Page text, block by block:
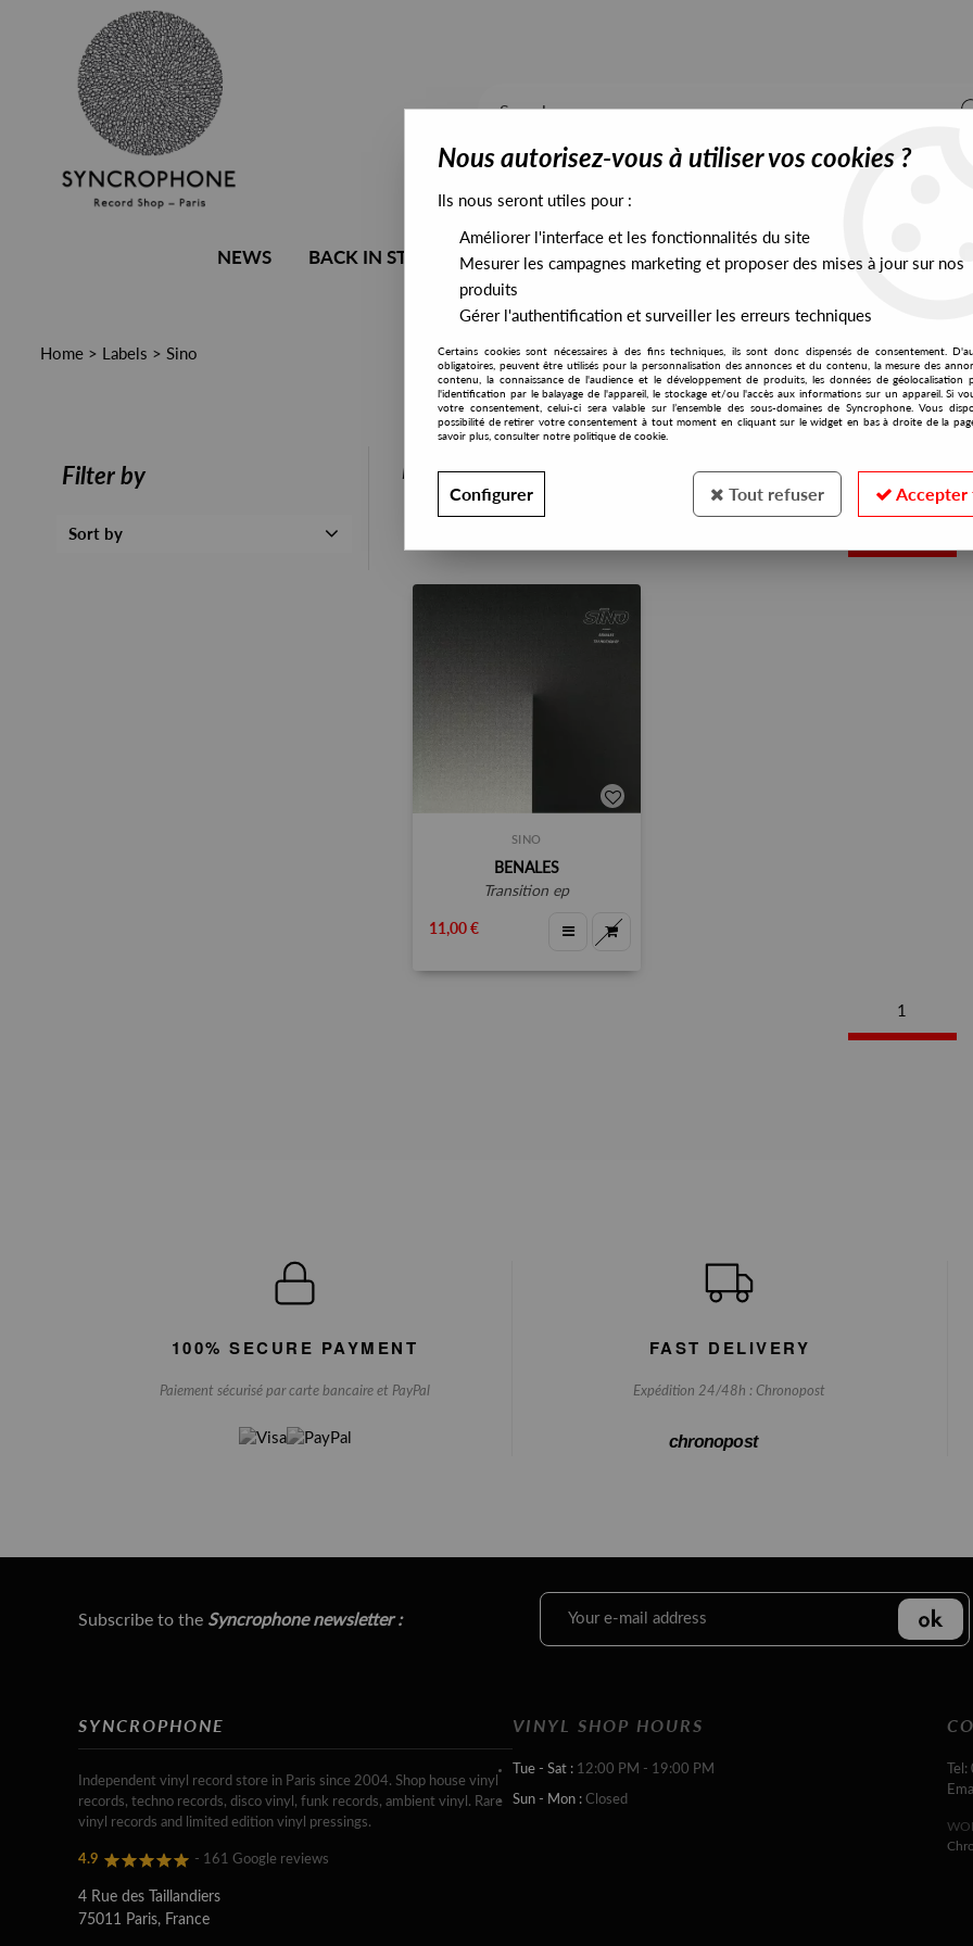
NEWS BACK IN STOCK ALL STOCK EXCLUSIVES PRESALES EXCLUSIVES
Home > Labels > Sino
Filter by
Sort by
PRESALES EXCLUSIVES
SINO
BENALES
transition ep
11,00 €
1
100% SECURE PAYMENT
Paiement sécurisé par carte bancaire et PayPal
FAST DELIVERY
Expédition 24/48h : Chronopost
chronopost
Subscribe to the Syncrophone newsletter :
SYNCROPHONE
Independent vinyl record store in Paris since 2004. Shop house vinyl
records, techno records, disco vinyl, funk records, ambient vinyl. Rare
vinyl records and limited edition vinyl pressings.
4.9 - 161 Google reviews
4 Rue des Taillandiers
75011 Paris, France
VINYL SHOP HOURS
Tue - Sat : 12:00 PM - 19:00 PM
Sun - Mon : Closed
Nous autorisez-vous à utiliser vos cookies ?
Ils nous seront utiles pour :
Améliorer l'interface et les fonctionnalités du site
Mesurer les campagnes marketing et proposer des mises à jour sur nos
produits
Gérer l'authentification et surveiller les erreurs techniques
Certains cookies sont nécessaires à des fins techniques, ils sont donc dispensés de consentement.
obligatoires, peuvent être utilisés pour la personnalisation des annonces et du contenu, la mesure des
contenu, la connaissance de l'audience et le développement de produits, les données de géolocalisation
l'identification par le balayage de l'appareil, le stockage et/ou l'accès aux informations sur un appareil. Si
votre consentement, celui-ci sera valable sur l’ensemble des sous-domaines de Syncrophone. Vous
possibilité de retirer votre consentement à tout moment en cliquant sur le widget en bas à droite de la
savoir plus, consulter notre politique de cookie.
Configurer Tout refuser Accepter